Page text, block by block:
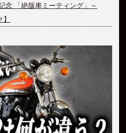
念 「絶版車ミーティング」～